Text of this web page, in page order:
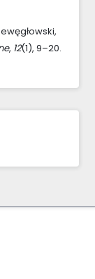
, 12(1), 9–20.